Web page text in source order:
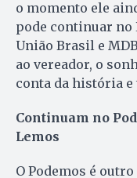
o momento ele
pode continuar no
União Brasil e
ao vereador, o
conta da história
Continuam no
Lemos
O Podemos é